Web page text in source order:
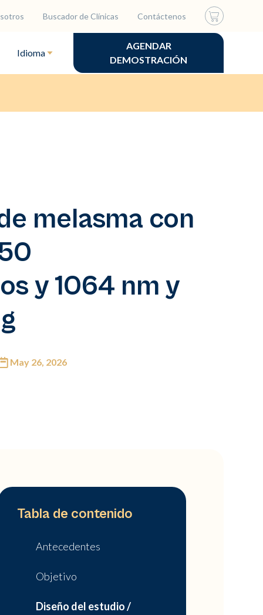
Buscador de Clínicas Contáctenos
Idioma
AGENDAR
DEMOSTRACIÓN
melasma con
y 1064 nm y
May 26, 2026
Tabla de contenido
Antecedentes
Objetivo
Diseño del estudio /